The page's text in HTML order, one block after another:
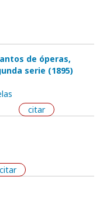
de óperas,
serie (1895)
citar
citar